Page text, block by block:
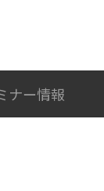
ナー情報